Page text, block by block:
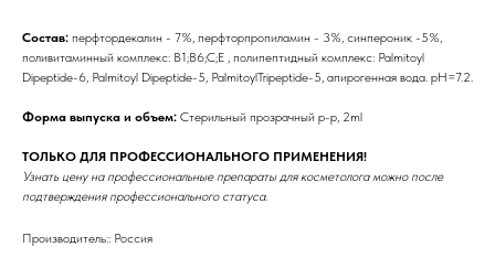
Состав: перфтордекалин - 7%, перфторпропиламин - 3%, синпероник -5%,
поливитаминный комплекс: В1;В6;С;Е , полипептидный комплекс: Palmitoyl
Dipeptide-6, Palmitoyl Dipeptide-5, PalmitoylTripeptide-5, апирогенная вода. рН=7.2.
Форма выпуска и объем: Стерильный прозрачный р-р, 2ml
ТОЛЬКО ДЛЯ ПРОФЕССИОНАЛЬНОГО ПРИМЕНЕНИЯ!
Узнать цену на профессиональные препараты для косметолога можно после
подтверждения профессионального статуса.
Производитель:: Россия